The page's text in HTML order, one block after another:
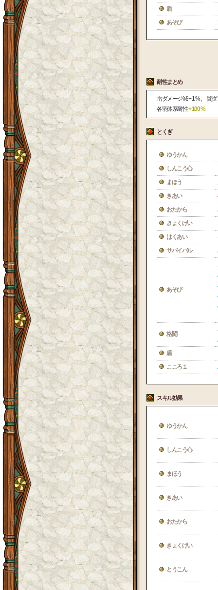
盾
あそび
耐性まとめ
雷ダメージ減+ 1 %
闇
各弱体系耐性+ 100 %
とくぎ
ゆうかん
しんこう心
まほう
きあい
おたから
きょくげい
はくあい
サバイバル
あそび
格闘
盾
こころ１
スキル効果
ゆうかん
しんこう心
まほう
きあい
おたから
きょくげい
とうこん